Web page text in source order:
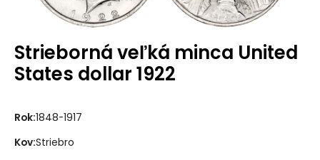
Strieborná veľká minca United
States dollar 1922
Rok:1848-1917
Kov:Striebro